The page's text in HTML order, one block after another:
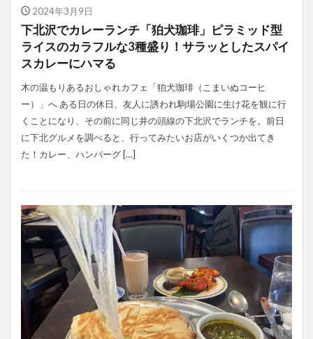
2024年3月9日
下北沢でカレーランチ「狛犬珈琲」ピラミッド型
ライスのカラフルな3種盛り！サラッとしたスパイ
スカレーにハマる
木の温もりあるおしゃれカフェ「狛犬珈琲（こまいぬコーヒ
ー）」へ ある日の休日、友人に誘われ駒場公園に生け花を観に行
くことになり、その前に同じ井の頭線の下北沢でランチを。前日
に下北グルメを調べると、行ってみたいお店がいくつか出てき
た！カレー、ハンバーグ […]